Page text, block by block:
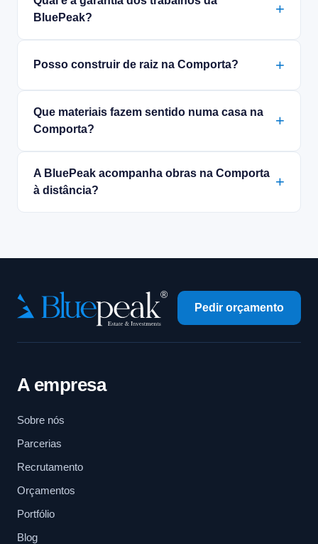
BluePeak?
Posso construir de raiz na Comporta?
Que materiais fazem sentido numa casa na
Comporta?
A BluePeak acompanha obras na Comporta
à distância?
Pedir orçamento
A empresa
Sobre nós
Parcerias
Recrutamento
Orçamentos
Portfólio
Blog